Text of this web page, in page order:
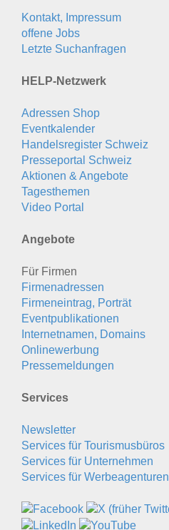
Kontakt, Impressum
offene Jobs
Letzte Suchanfragen
HELP-Netzwerk
Adressen Shop
Eventkalender
Handelsregister Schweiz
Presseportal Schweiz
Aktionen & Angebote
Tagesthemen
Video Portal
Angebote
Für Firmen
Firmenadressen
Firmeneintrag, Porträt
Eventpublikationen
Internetnamen, Domains
Onlinewerbung
Pressemeldungen
Services
Newsletter
Services für Tourismusbüros
Services für Unternehmen
Services für Werbeagenturen